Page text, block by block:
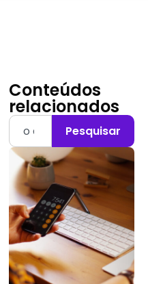
Conteúdos
relacionados
Pesquisar